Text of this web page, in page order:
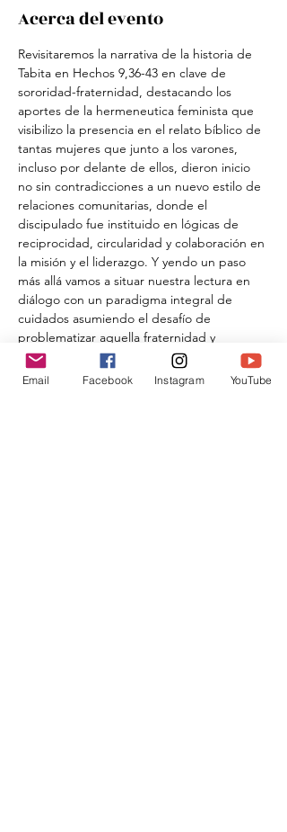
Acerca del evento
Revisitaremos la narrativa de la historia de
Tabita en Hechos 9,36-43 en clave de
sororidad-fraternidad, destacando los
aportes de la hermeneutica feminista que
visibilizo la presencia en el relato bíblico de
tantas mujeres que junto a los varones,
incluso por delante de ellos, dieron inicio
no sin contradicciones a un nuevo estilo de
relaciones comunitarias, donde el
discipulado fue instituido en lógicas de
reciprocidad, circularidad y colaboración en
la misión y el liderazgo. Y yendo un paso
más allá vamos a situar nuestra lectura en
diálogo con un paradigma integral de
cuidados asumiendo el desafío de
problematizar aquella fraternidad y
sororidad en la intersección de la fragilidad,
la vulnerabilidad, la necesidad de cuidados
Email Facebook Instagram YouTube